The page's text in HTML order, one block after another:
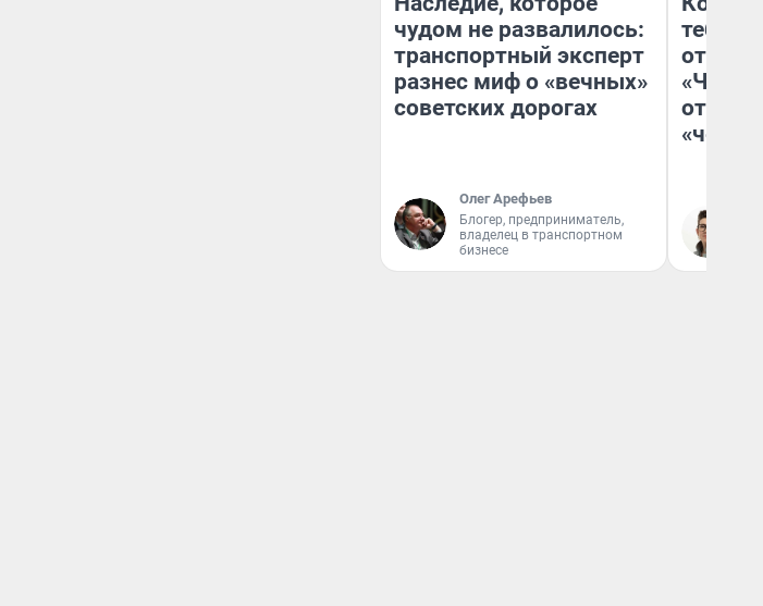
чудом не развалилось:
транспортный эксперт
разнес миф о «вечных»
советских дорогах
Олег Арефьев
Блогер, предприниматель,
владелец в транспортном
бизнесе
тебя
отзыв